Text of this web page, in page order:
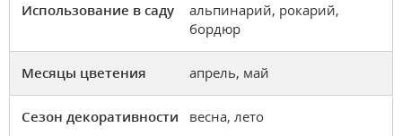
Использование в саду
альпинарий, рокарий,
бордюр
Месяцы цветения апрель, май
Сезон декоративности весна, лето